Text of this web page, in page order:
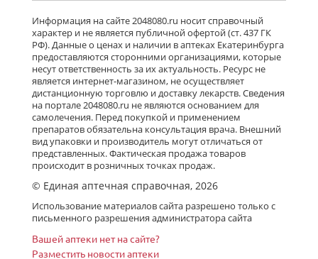
Информация на сайте 2048080.ru носит справочный
характер и не является публичной офертой (ст. 437 ГК
РФ). Данные о ценах и наличии в аптеках Екатеринбурга
предоставляются сторонними организациями, которые
несут ответственность за их актуальность. Ресурс не
является интернет-магазином, не осуществляет
дистанционную торговлю и доставку лекарств. Сведения
на портале 2048080.ru не являются основанием для
самолечения. Перед покупкой и применением
препаратов обязательна консультация врача. Внешний
вид упаковки и производитель могут отличаться от
представленных. Фактическая продажа товаров
происходит в розничных точках продаж.
© Единая аптечная справочная, 2026
Использование материалов сайта разрешено только с
письменного разрешения администратора сайта
Вашей аптеки нет на сайте?
Разместить новости аптеки